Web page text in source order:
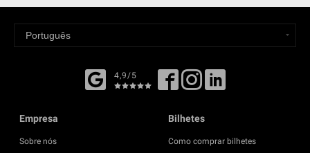
4,9/5
Empresa
Sobre nós
Bilhetes
Como comprar bilhetes